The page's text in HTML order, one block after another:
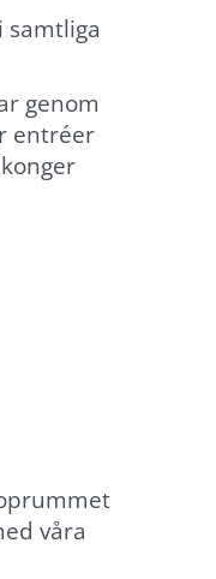
samtliga
genom
entréer
våra